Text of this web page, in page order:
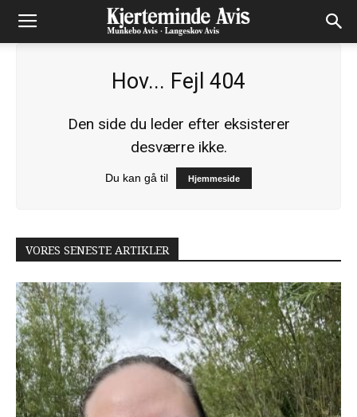
Hov... Fejl 404
Den side du leder efter eksisterer
desværre ikke.
Du kan gå til Hjemmeside
VORES SENESTE ARTIKLER